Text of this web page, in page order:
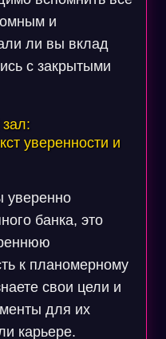
и
ли вы вклад
с закрытыми
уверенности и
уверенно
банка, это
к планомерному
свои цели и
для их
карьере.